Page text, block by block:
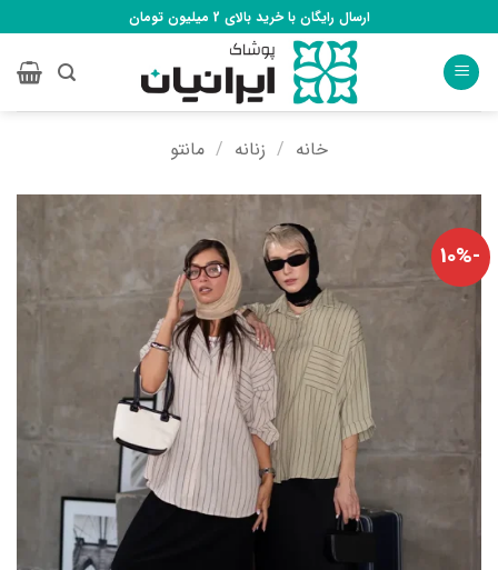
to
content
ارسال رایگان با خرید بالای 2 میلیون تومان
خانه / زنانه / مانتو
-10%